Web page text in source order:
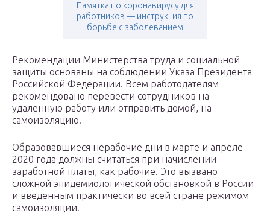
Памятка по коронавирусу для
работников — инструкция по
борьбе с заболеванием
Рекомендации Министерства труда и социальной
защиты основаны на соблюдении Указа Президента
Российской Федерации. Всем работодателям
рекомендовано перевести сотрудников на
удаленную работу или отправить домой, на
самоизоляцию.
Образовавшиеся нерабочие дни в марте и апреле
2020 года должны считаться при начислении
заработной платы, как рабочие. Это вызвано
сложной эпидемиологической обстановкой в России
и введенным практически во всей стране режимом
самоизоляции.